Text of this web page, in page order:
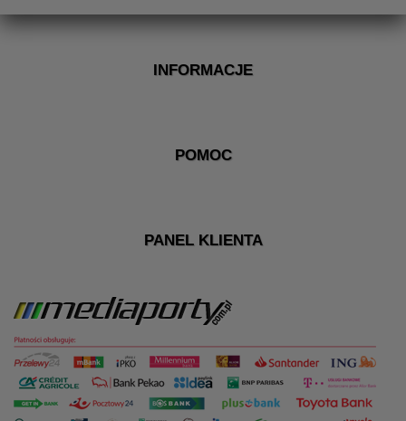
INFORMACJE
POMOC
PANEL KLIENTA